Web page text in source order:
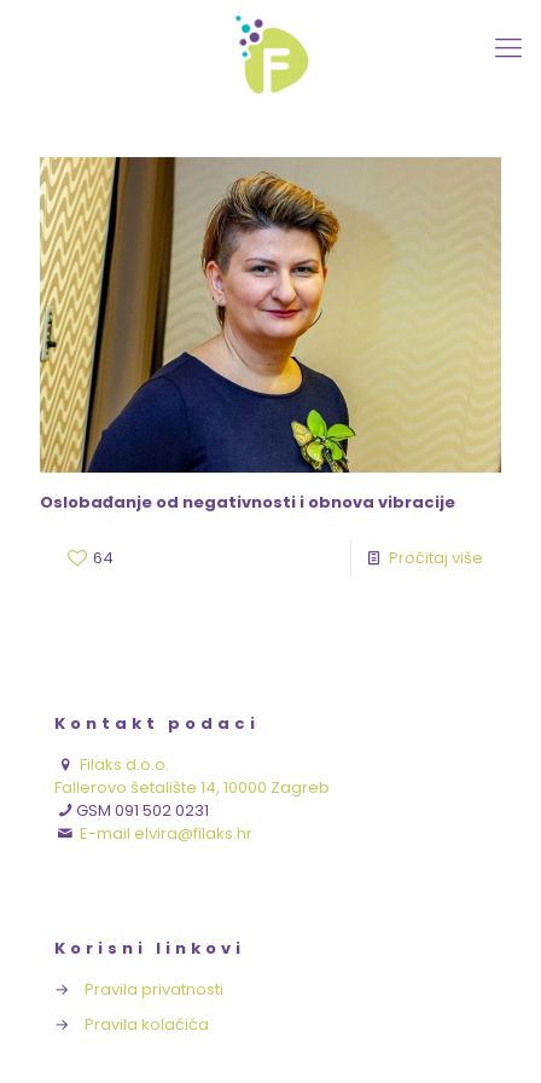
Oslobađanje od negativnosti i obnova vibracije
64 Pročitaj više
Kontakt podaci
Filaks d.o.o.
Fallerovo šetalište 14, 10000 Zagreb
GSM 091 502 0231
E-mail elvira@filaks.hr
Korisni linkovi
→
Pravila privatnosti
→
Pravila kolačića